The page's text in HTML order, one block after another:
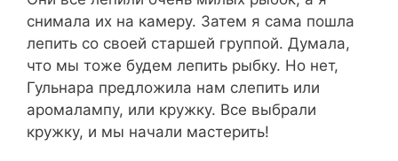
снимала их на камеру. Затем я сама пошла
лепить со своей старшей группой. Думала,
что мы тоже будем лепить рыбку. Но нет,
Гульнара предложила нам слепить или
аромалампу, или кружку. Все выбрали
кружку, и мы начали мастерить!